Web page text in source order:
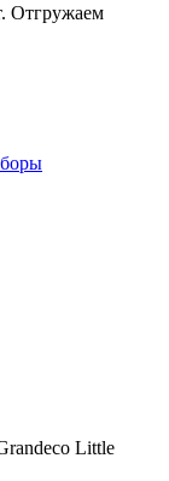
Отгружаем
Little